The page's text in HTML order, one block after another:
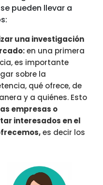
pueden llevar a
una investigación
en una primera
es importante
sobre la
qué ofrece, de
y a quiénes. Esto
empresas o
interesados en el
es decir los